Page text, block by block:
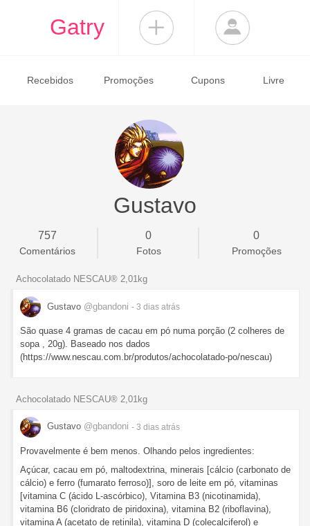
Gatry
Recebidos Promoções Cupons Livre
Gustavo
757
Comentários
0
Fotos
0
Promoções
Achocolatado NESCAU® 2,01kg
Gustavo @gbandoni - 3 dias atrás
São quase 4 gramas de cacau em pó numa porção (2 colheres de
sopa , 20g). Baseado nos dados
(https://www.nescau.com.br/produtos/achocolatado-po/nescau)
Achocolatado NESCAU® 2,01kg
Gustavo @gbandoni - 3 dias atrás
Provavelmente é bem menos. Olhando pelos ingredientes:
Açúcar, cacau em pó, maltodextrina, minerais [cálcio (carbonato de
cálcio) e ferro (fumarato ferroso)], soro de leite em pó, vitaminas
[vitamina C (ácido L-ascórbico), Vitamina B3 (nicotinamida),
vitamina B6 (cloridrato de piridoxina), vitamina B2 (riboflavina),
vitamina A (acetato de retinila), vitamina D (colecalciferol) e